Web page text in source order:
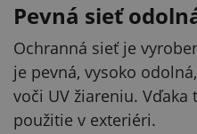
Pevná sieť
Ochranná sieť je
je pevná, vysoko
voči UV žiareniu.
použitie v exteriéri.